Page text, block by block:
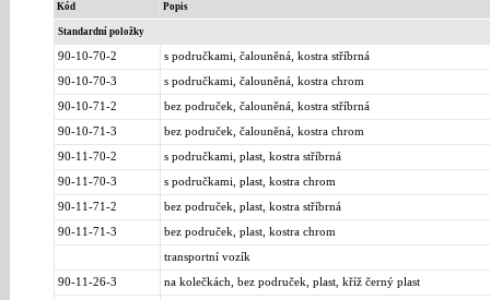
Kód Popis
Standardní položky
90-10-70-2 s područkami, čalouněná, kostra stříbrná
90-10-70-3 s područkami, čalouněná, kostra chrom
90-10-71-2 bez područek, čalouněná, kostra stříbrná
90-10-71-3 bez područek, čalouněná, kostra chrom
90-11-70-2 s područkami, plast, kostra stříbrná
90-11-70-3 s područkami, plast, kostra chrom
90-11-71-2 bez područek, plast, kostra stříbrná
90-11-71-3 bez područek, plast, kostra chrom
transportní vozík
90-11-26-3 na kolečkách, bez područek, plast, kříž černý plast